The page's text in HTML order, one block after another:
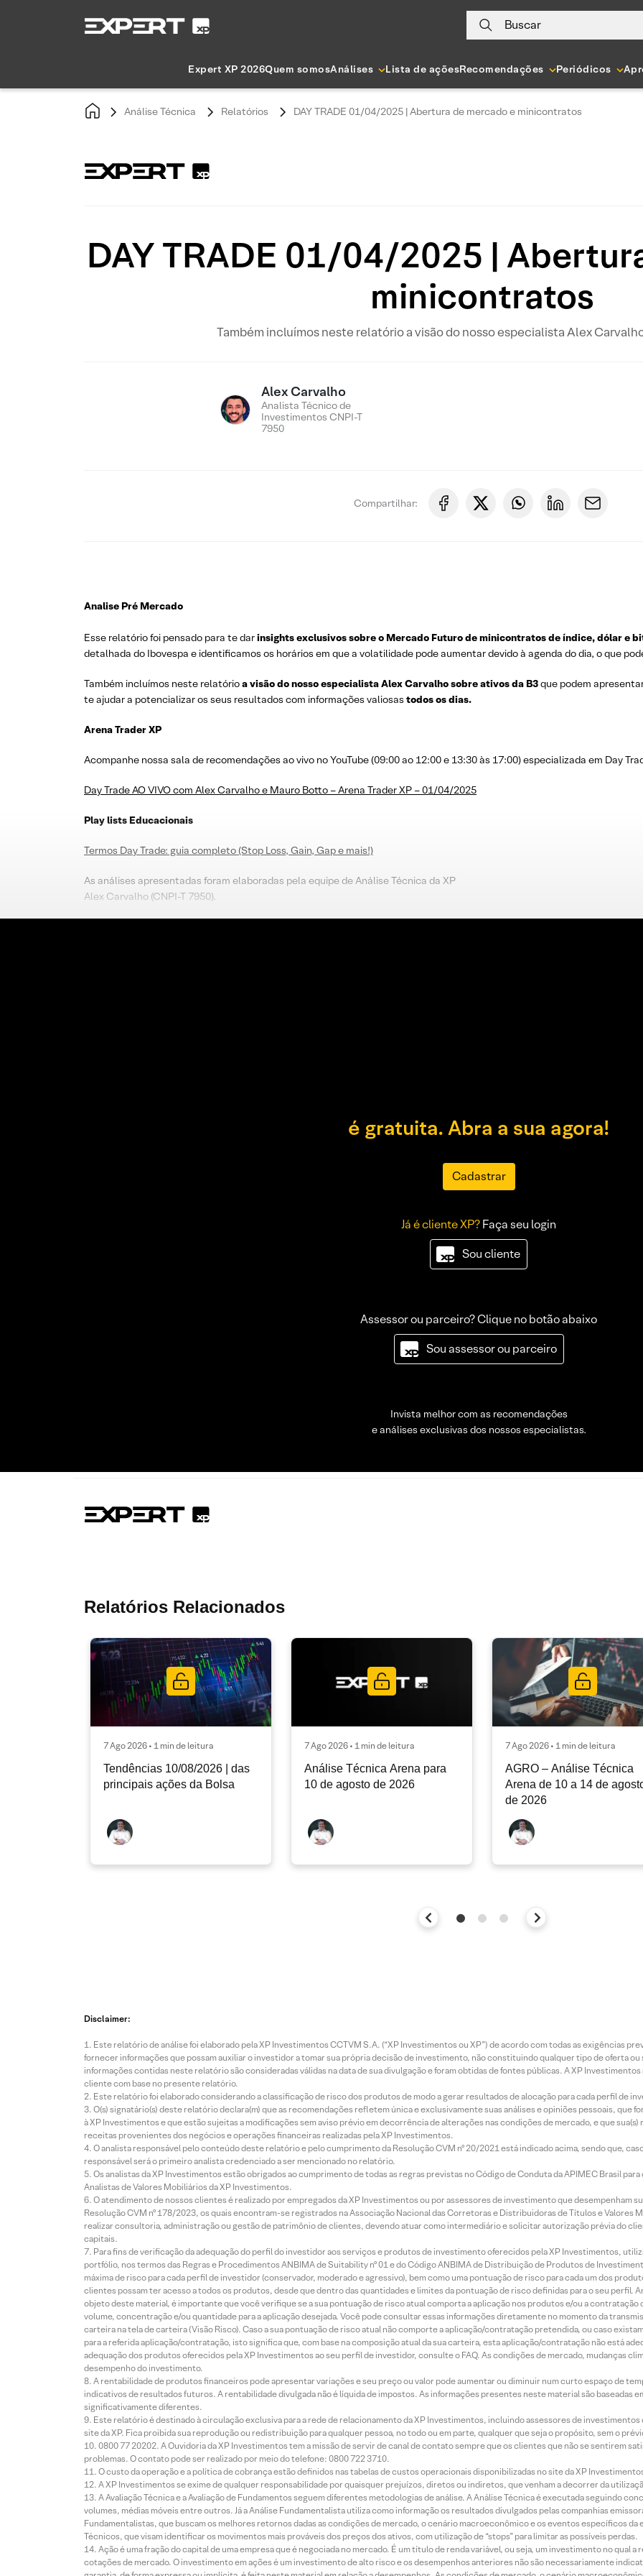
Buscar
Expert XP 2026Quem somosAnálises Lista de açõesRecomendações Periódicos
Análise Técnica Relatórios DAY TRADE 01/04/2025 | Abertura de mercado e minicontratos
DAY TRADE 01/04/2025 |
minicontratos
Também incluímos neste relatório a visão do nosso especialista Alex
Alex Carvalho
Analista Técnico de
Investimentos CNPI-T
7950
Compartilhar:
Analise Pré Mercado
Esse relatório foi pensado para te darinsights exclusivos sobre o Mercado Futuro de minicontratos de índice, dólar e
detalhada do Ibovespa e identificamos os horários em que a volatilidade pode aumentar devido à agenda do dia, o que
Também incluímos neste relatórioa visão do nosso especialista Alex Carvalho sobre ativos da B3que podem
te ajudar a potencializar os seus resultados com informações valiosas todos os dias.
Arena Trader XP
Acompanhe nossa sala de recomendações ao vivo no YouTube (09:00 ao 12:00 e 13:30 às 17:00) especializada em Day
Day Trade AO VIVO com Alex Carvalho e Mauro Botto – Arena Trader XP – 01/04/2025
Play lists Educacionais
Termos Day Trade: guia completo (Stop Loss, Gain, Gap e mais!)
As análises apresentadas foram elaboradas pela equipe de Análise Técnica da XP
Alex Carvalho (CNPI-T 7950).
é gratuita. Abra a sua agora!
Cadastrar
Já é cliente XP?Faça seu login
Sou cliente
Assessor ou parceiro? Clique no botão abaixo
Sou assessor ou parceiro
Invista melhor com as recomendações
e análises exclusivas dos nossos especialistas.
Relatórios Relacionados
7 Ago 2026 • 1 min de leitura
Tendências 10/08/2026 | das
principais ações da Bolsa
7 Ago 2026 • 1 min de leitura
Análise Técnica Arena para
10 de agosto de 2026
7 Ago 2026 • 1 min de leitura
AGRO – Análise Técnica
Arena de 10 a 14 de
de 2026
Disclaimer:
Este relatório de análise foi elaborado pela XP Investimentos CCTVM S.A. (“XP Investimentos ou XP”) de acordo com todas as exigências
fornecer informações que possam auxiliar o investidor a tomar sua própria decisão de investimento, não constituindo qualquer tipo de oferta
informações contidas neste relatório são consideradas válidas na data de sua divulgação e foram obtidas de fontes públicas. A XP
cliente com base no presente relatório.
Este relatório foi elaborado considerando a classificação de risco dos produtos de modo a gerar resultados de alocação para cada perfil de
O(s) signatário(s) deste relatório declara(m) que as recomendações refletem única e exclusivamente suas análises e opiniões pessoais, que
à XP Investimentos e que estão sujeitas a modificações sem aviso prévio em decorrência de alterações nas condições de mercado, e que
receitas provenientes dos negócios e operações financeiras realizadas pela XP Investimentos.
O analista responsável pelo conteúdo deste relatório e pelo cumprimento da Resolução CVM nº 20/2021 está indicado acima, sendo que,
responsável será o primeiro analista credenciado a ser mencionado no relatório.
Os analistas da XP Investimentos estão obrigados ao cumprimento de todas as regras previstas no Código de Conduta da APIMEC Brasil
Analistas de Valores Mobiliários da XP Investimentos.
O atendimento de nossos clientes é realizado por empregados da XP Investimentos ou por assessores de investimento que desempenham
Resolução CVM nº 178/2023, os quais encontram-se registrados na Associação Nacional das Corretoras e Distribuidoras de Títulos e Valores
realizar consultoria, administração ou gestão de patrimônio de clientes, devendo atuar como intermediário e solicitar autorização prévia do
capitais.
Para fins de verificação da adequação do perfil do investidor aos serviços e produtos de investimento oferecidos pela XP Investimentos,
portfólio, nos termos das Regras e Procedimentos ANBIMA de Suitability nº 01 e do Código ANBIMA de Distribuição de Produtos de
máxima de risco para cada perfil de investidor (conservador, moderado e agressivo), bem como uma pontuação de risco para cada um dos
clientes possam ter acesso a todos os produtos, desde que dentro das quantidades e limites da pontuação de risco definidas para o seu perfil.
objeto deste material, é importante que você verifique se a sua pontuação de risco atual comporta a aplicação nos produtos e/ou a contratação
volume, concentração e/ou quantidade para a aplicação desejada. Você pode consultar essas informações diretamente no momento da
carteira na tela de carteira (Visão Risco). Caso a sua pontuação de risco atual não comporte a aplicação/contratação pretendida, ou caso
para a referida aplicação/contratação, isto significa que, com base na composição atual da sua carteira, esta aplicação/contratação não está
adequação dos produtos oferecidos pela XP Investimentos ao seu perfil de investidor, consulte o FAQ. As condições de mercado, mudanças
desempenho do investimento.
A rentabilidade de produtos financeiros pode apresentar variações e seu preço ou valor pode aumentar ou diminuir num curto espaço de
indicativos de resultados futuros. A rentabilidade divulgada não é líquida de impostos. As informações presentes neste material são baseadas
significativamente diferentes.
Este relatório é destinado à circulação exclusiva para a rede de relacionamento da XP Investimentos, incluindo assessores de investimentos
site da XP. Fica proibida sua reprodução ou redistribuição para qualquer pessoa, no todo ou em parte, qualquer que seja o propósito, sem o
0800 77 20202. A Ouvidoria da XP Investimentos tem a missão de servir de canal de contato sempre que os clientes que não se sentirem
problemas. O contato pode ser realizado por meio do telefone: 0800 722 3710.
O custo da operação e a política de cobrança estão definidos nas tabelas de custos operacionais disponibilizadas no site da XP
A XP Investimentos se exime de qualquer responsabilidade por quaisquer prejuízos, diretos ou indiretos, que venham a decorrer da
A Avaliação Técnica e a Avaliação de Fundamentos seguem diferentes metodologias de análise. A Análise Técnica é executada seguindo
volumes, médias móveis entre outros. Já a Análise Fundamentalista utiliza como informação os resultados divulgados pelas companhias
Fundamentalistas, que buscam os melhores retornos dadas as condições de mercado, o cenário macroeconômico e os eventos específicos
Técnicos, que visam identificar os movimentos mais prováveis dos preços dos ativos, com utilização de “stops” para limitar as possíveis perdas.
Ação é uma fração do capital de uma empresa que é negociada no mercado. É um título de renda variável, ou seja, um investimento no qual
cotações de mercado. O investimento em ações é um investimento de alto risco e os desempenhos anteriores não são necessariamente